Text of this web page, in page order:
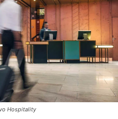
Hospitality